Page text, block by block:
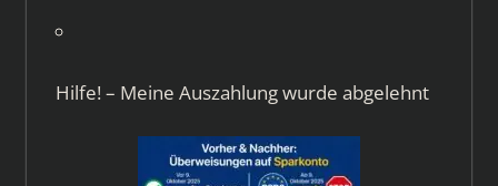
Hilfe! – Meine Auszahlung wurde abgelehnt